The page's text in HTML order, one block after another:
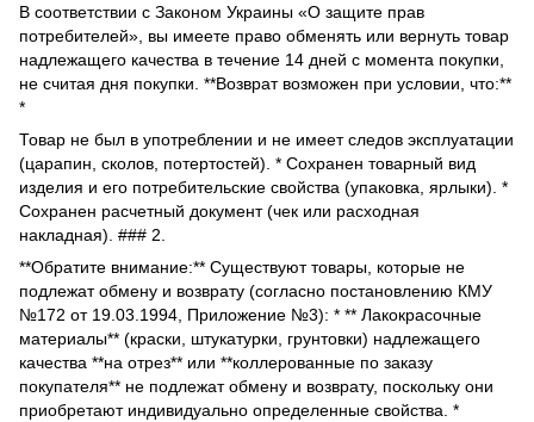
В соответствии с Законом Украины «О защите прав
потребителей», вы имеете право обменять или вернуть товар
надлежащего качества в течение 14 дней с момента покупки,
не считая дня покупки. **Возврат возможен при условии, что:**
*
Товар не был в употреблении и не имеет следов эксплуатации
(царапин, сколов, потертостей). * Сохранен товарный вид
изделия и его потребительские свойства (упаковка, ярлыки). *
Сохранен расчетный документ (чек или расходная
накладная). ### 2.
**Обратите внимание:** Существуют товары, которые не
подлежат обмену и возврату (согласно постановлению КМУ
№172 от 19.03.1994, Приложение №3): * ** Лакокрасочные
материалы** (краски, штукатурки, грунтовки) надлежащего
качества **на отрез** или **коллерованные по заказу
покупателя** не подлежат обмену и возврату, поскольку они
приобретают индивидуально определенные свойства. *